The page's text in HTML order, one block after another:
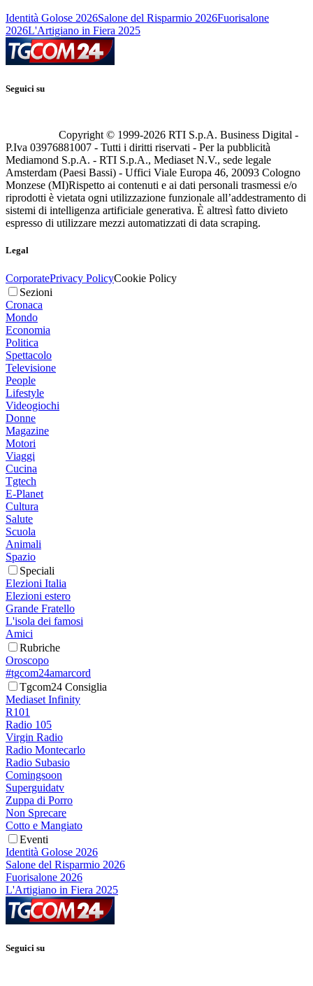
Identità Golose 2026Salone del Risparmio 2026Fuorisalone
2026L'Artigiano in Fiera 2025
Seguici su
Copyright © 1999-2026 RTI S.p.A. Business Digital -
P.Iva 03976881007 - Tutti i diritti riservati - Per la pubblicità
Mediamond S.p.A. - RTI S.p.A., Mediaset N.V., sede legale
Amsterdam (Paesi Bassi) - Uffici Viale Europa 46, 20093 Cologno
Monzese (MI)Rispetto ai contenuti e ai dati personali trasmessi e/o
riprodotti è vietata ogni utilizzazione funzionale all’addestramento di
sistemi di intelligenza artificiale generativa. È altresì fatto divieto
espresso di utilizzare mezzi automatizzati di data scraping.
Legal
CorporatePrivacy PolicyCookie Policy
Sezioni
Cronaca
Mondo
Economia
Politica
Spettacolo
Televisione
People
Lifestyle
Videogiochi
Donne
Magazine
Motori
Viaggi
Cucina
Tgtech
E-Planet
Cultura
Salute
Scuola
Animali
Spazio
Speciali
Elezioni Italia
Elezioni estero
Grande Fratello
L'isola dei famosi
Amici
Rubriche
Oroscopo
#tgcom24amarcord
Tgcom24 Consiglia
Mediaset Infinity
R101
Radio 105
Virgin Radio
Radio Montecarlo
Radio Subasio
Comingsoon
Superguidatv
Zuppa di Porro
Non Sprecare
Cotto e Mangiato
Eventi
Identità Golose 2026
Salone del Risparmio 2026
Fuorisalone 2026
L'Artigiano in Fiera 2025
Seguici su